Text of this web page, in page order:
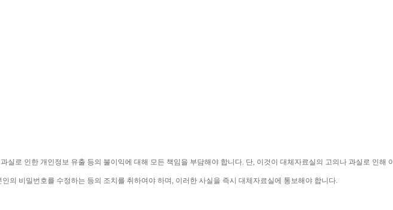
실로 인한 개인정보 유출 등의 불이익에 대해 모든 책임을 부담해야 합니다. 단, 이것이 대체자료실의 고의나 과실로 인해
의 비밀번호를 수정하는 등의 조치를 취하여야 하며, 이러한 사실을 즉시 대체자료실에 통보해야 합니다.